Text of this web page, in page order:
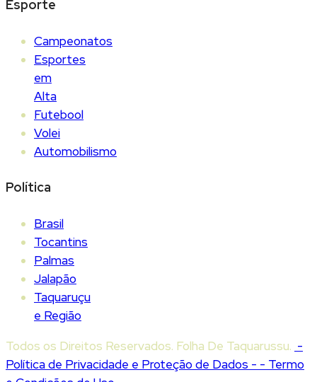
Esporte
Campeonatos
Esportes
em
Alta
Futebool
Volei
Automobilismo
Política
Brasil
Tocantins
Palmas
Jalapão
Taquaruçu
e Região
Todos os Direitos Reservados. Folha De Taquarussu. -
Política de Privacidade e Proteção de Dados - - Termo